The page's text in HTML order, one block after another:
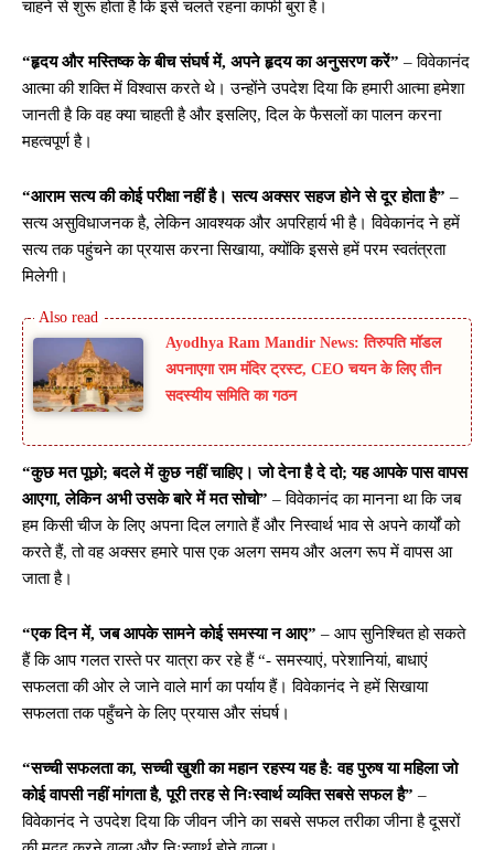
चाहने से शुरू होता है कि इसे चलते रहना काफी बुरा है।
“हृदय और मस्तिष्क के बीच संघर्ष में, अपने हृदय का अनुसरण करें” – विवेकानंद
आत्मा की शक्ति में विश्वास करते थे। उन्होंने उपदेश दिया कि हमारी आत्मा हमेशा
जानती है कि वह क्या चाहती है और इसलिए, दिल के फैसलों का पालन करना
महत्वपूर्ण है।
“आराम सत्य की कोई परीक्षा नहीं है। सत्य अक्सर सहज होने से दूर होता है” –
सत्य असुविधाजनक है, लेकिन आवश्यक और अपरिहार्य भी है। विवेकानंद ने हमें
सत्य तक पहुंचने का प्रयास करना सिखाया, क्योंकि इससे हमें परम स्वतंत्रता
मिलेगी।
Ayodhya Ram Mandir News: तिरुपति मॉडल
अपनाएगा राम मंदिर ट्रस्ट, CEO चयन के लिए तीन
सदस्यीय समिति का गठन
“कुछ मत पूछो; बदले में कुछ नहीं चाहिए। जो देना है दे दो; यह आपके पास वापस
आएगा, लेकिन अभी उसके बारे में मत सोचो” – विवेकानंद का मानना ​​था कि जब
हम किसी चीज के लिए अपना दिल लगाते हैं और निस्वार्थ भाव से अपने कार्यों को
करते हैं, तो वह अक्सर हमारे पास एक अलग समय और अलग रूप में वापस आ
जाता है।
“एक दिन में, जब आपके सामने कोई समस्या न आए” – आप सुनिश्चित हो सकते
हैं कि आप गलत रास्ते पर यात्रा कर रहे हैं “- समस्याएं, परेशानियां, बाधाएं
सफलता की ओर ले जाने वाले मार्ग का पर्याय हैं। विवेकानंद ने हमें सिखाया
सफलता तक पहुँचने के लिए प्रयास और संघर्ष।
“सच्ची सफलता का, सच्ची खुशी का महान रहस्य यह है: वह पुरुष या महिला जो
कोई वापसी नहीं मांगता है, पूरी तरह से निःस्वार्थ व्यक्ति सबसे सफल है” –
विवेकानंद ने उपदेश दिया कि जीवन जीने का सबसे सफल तरीका जीना है दूसरों